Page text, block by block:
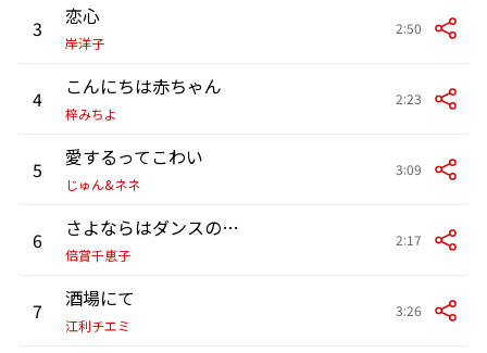
3 恋心
岸洋子
2:50
4 こんにちは赤ちゃん
梓みちよ
2:23
5 愛するってこわい
じゅん&ネネ
3:09
6 さよならはダンスの後に
倍賞千恵子
2:17
7 酒場にて
江利チエミ
3:26